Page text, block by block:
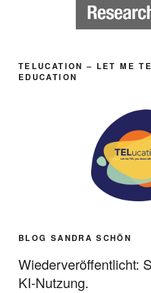
TELUCATION – LET ME
EDUCATION
BLOG SANDRA SCHÖN
Wiederveröffentlicht:
KI-Nutzung.